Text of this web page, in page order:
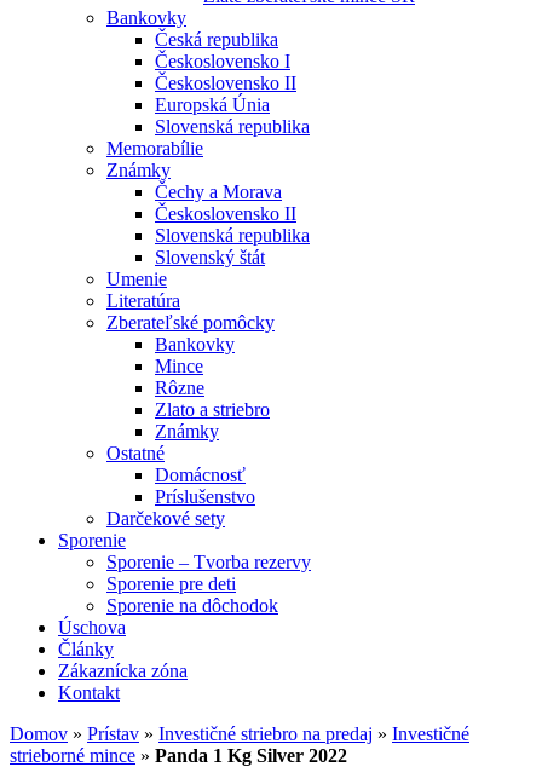
Bankovky
Česká republika
Československo I
Československo II
Europská Únia
Slovenská republika
Memorabílie
Známky
Čechy a Morava
Československo II
Slovenská republika
Slovenský štát
Umenie
Literatúra
Zberateľské pomôcky
Bankovky
Mince
Rôzne
Zlato a striebro
Známky
Ostatné
Domácnosť
Príslušenstvo
Darčekové sety
Sporenie
Sporenie – Tvorba rezervy
Sporenie pre deti
Sporenie na dôchodok
Úschova
Články
Zákaznícka zóna
Kontakt
Domov » Prístav » Investičné striebro na predaj » Investičné
strieborné mince » Panda 1 Kg Silver 2022